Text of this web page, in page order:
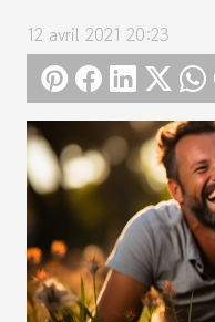
12 avril 2021 20:23